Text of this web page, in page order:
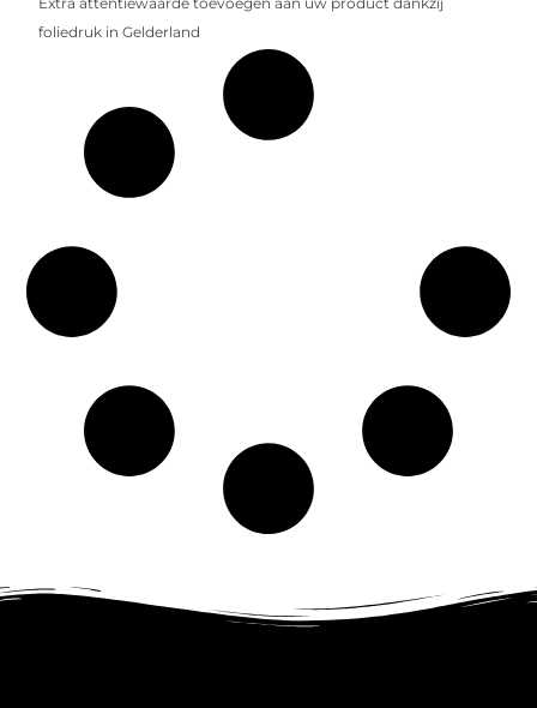
foliedruk in Gelderland